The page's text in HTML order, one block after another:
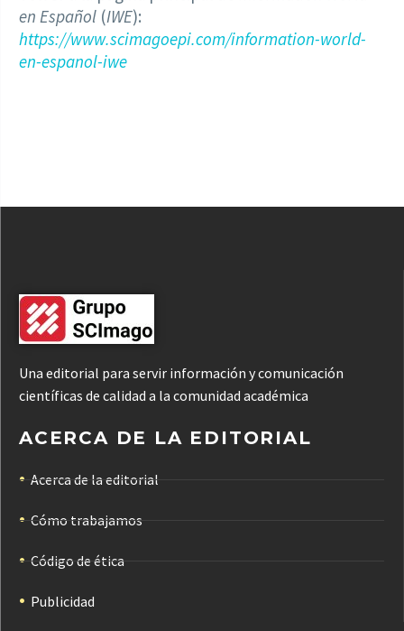
en Español (IWE):
https://www.scimagoepi.com/information-world-
en-espanol-iwe
Una editorial para servir información y comunicación
científicas de calidad a la comunidad académica
ACERCA DE LA EDITORIAL
Acerca de la editorial
Cómo trabajamos
Código de ética
Publicidad